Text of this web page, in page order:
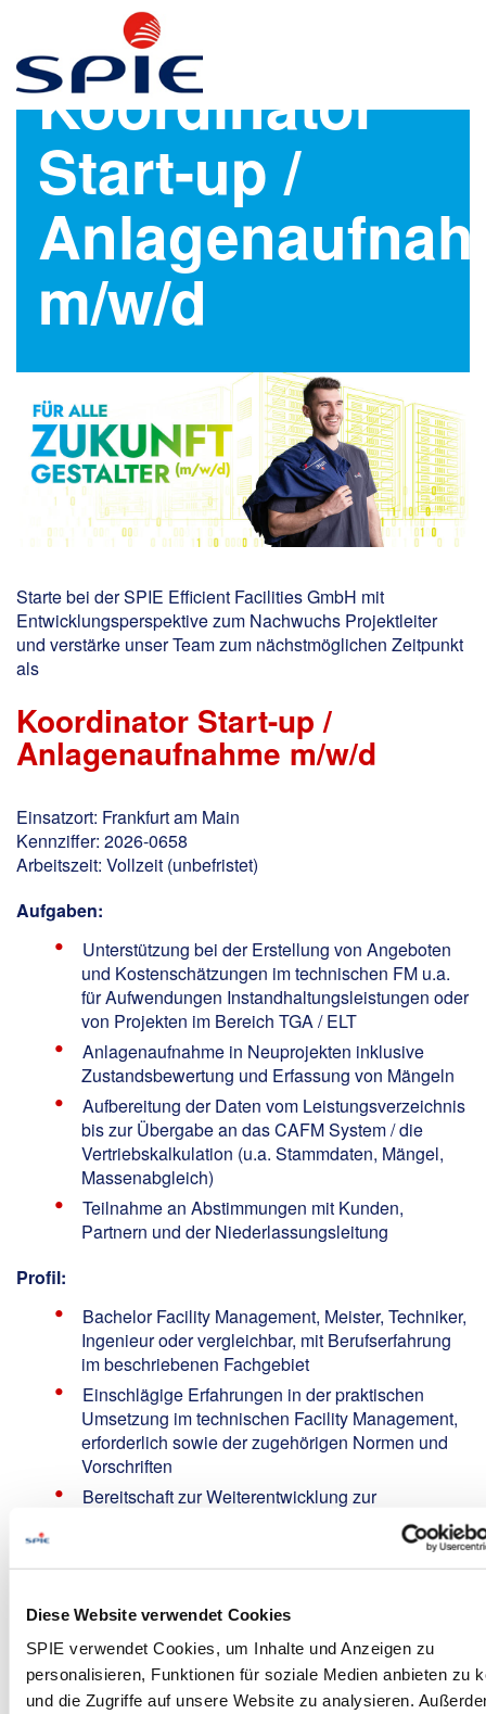
Diese Website verwendet Cookies
SPIE verwendet Cookies, um Inhalte und Anzeigen zu
personalisieren, Funktionen für soziale Medien anbieten zu
und die Zugriffe auf unsere Website zu analysieren.
Koordinator
Start-up /
m/w/d
Starte bei der SPIE Efficient Facilities GmbH mit
Entwicklungsperspektive zum Nachwuchs Projektleiter
und verstärke unser Team zum nächstmöglichen Zeitpunkt
als
Koordinator Start-up /
Anlagenaufnahme m/w/d
Einsatzort: Frankfurt am Main
Kennziffer: 2026-0658
Arbeitszeit: Vollzeit (unbefristet)
Aufgaben:
Unterstützung bei der Erstellung von Angeboten
und Kostenschätzungen im technischen FM u.a.
für Aufwendungen Instandhaltungsleistungen oder
von Projekten im Bereich TGA / ELT
Anlagenaufnahme in Neuprojekten inklusive
Zustandsbewertung und Erfassung von Mängeln
Aufbereitung der Daten vom Leistungsverzeichnis
bis zur Übergabe an das CAFM System / die
Vertriebskalkulation (u.a. Stammdaten, Mängel,
Massenabgleich)
Teilnahme an Abstimmungen mit Kunden,
Partnern und der Niederlassungsleitung
Profil:
Bachelor Facility Management, Meister, Techniker,
Ingenieur oder vergleichbar, mit Berufserfahrung
im beschriebenen Fachgebiet
Einschlägige Erfahrungen in der praktischen
Umsetzung im technischen Facility Management,
erforderlich sowie der zugehörigen Normen und
Vorschriften
Bereitschaft zur Weiterentwicklung zur
Führungskraft innerhalb der Niederlassung
Gute Kenntnisse in Planon, Microsoft Office
Anwendungen, SAP S4 / HANA
Ausgeprägte Kundenorientierung sowie
Dienstleistung und Gestaltungsverständnis
gepaart mit Teamfähigkeit, Zuverlässigkeit,
analytischem Denken und sehr guter
Kommunikationskompetenz